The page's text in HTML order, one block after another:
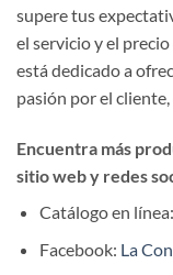
supere tus
el servicio y el
está dedicado a
pasión por el
Encuentra más
sitio web y redes
Catálogo en línea:
Facebook: La